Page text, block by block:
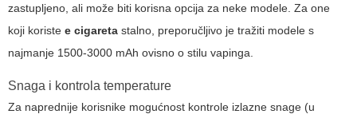
zastupljeno, ali može biti korisna opcija za neke modele. Za one
koji koriste e cigareta stalno, preporučljivo je tražiti modele s
najmanje 1500-3000 mAh ovisno o stilu vapinga.
Snaga i kontrola temperature
Za naprednije korisnike mogućnost kontrole izlazne snage (u